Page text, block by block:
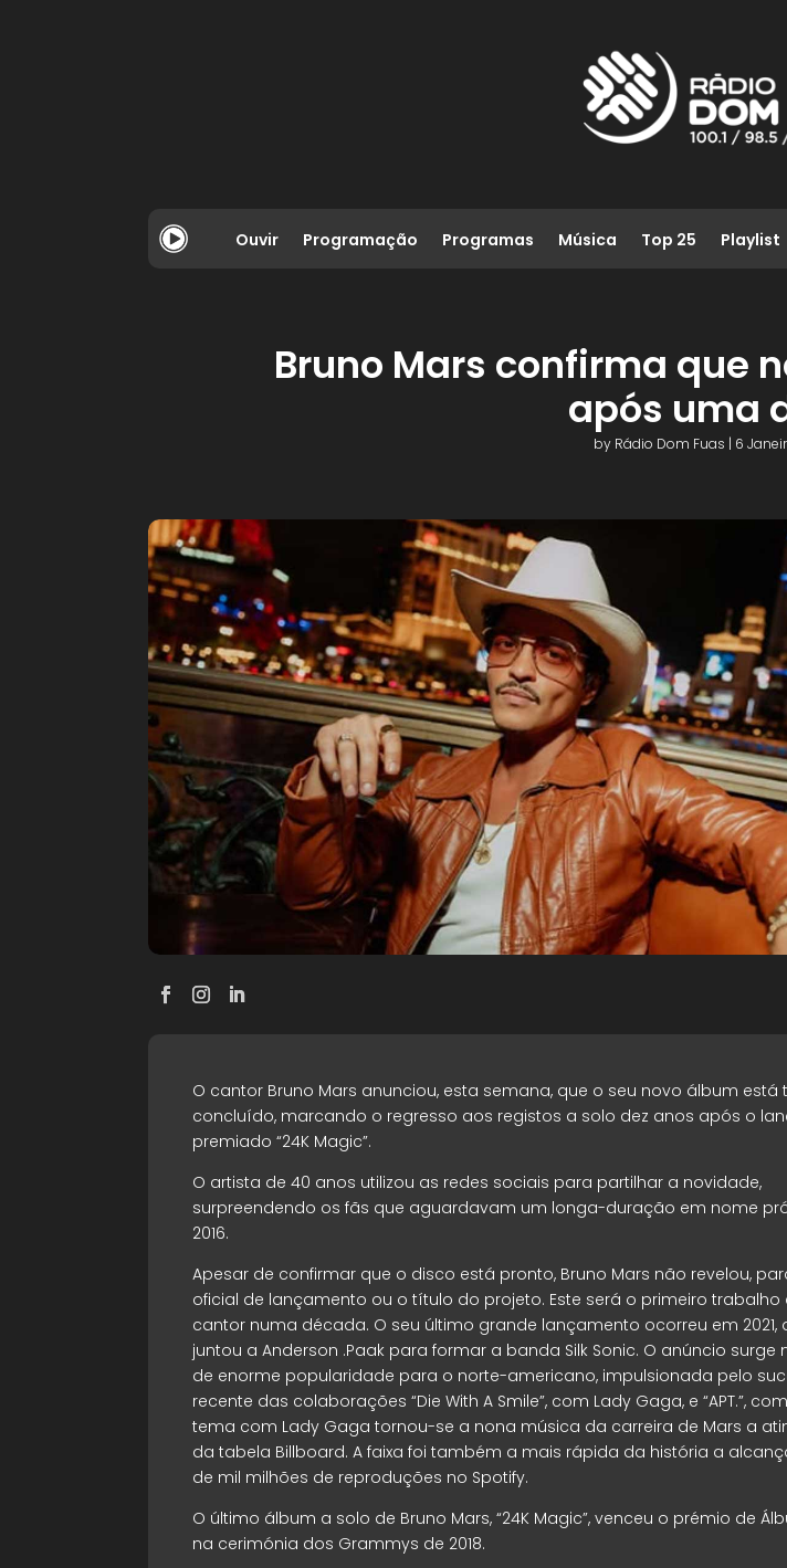
Ouvir Programação Programas Música Top 25 Playlist
Bruno Mars confirma que
após uma
by Rádio Dom Fuas | 6
O cantor Bruno Mars anunciou, esta semana, que o seu novo álbum está
concluído, marcando o regresso aos registos a solo dez anos após o
premiado “24K Magic”.
O artista de 40 anos utilizou as redes sociais para partilhar a novidade,
surpreendendo os fãs que aguardavam um longa-duração em nome
2016.
Apesar de confirmar que o disco está pronto, Bruno Mars não revelou,
oficial de lançamento ou o título do projeto. Este será o primeiro trabalho
cantor numa década. O seu último grande lançamento ocorreu em 2021,
juntou a Anderson .Paak para formar a banda Silk Sonic. O anúncio surge
de enorme popularidade para o norte-americano, impulsionada pelo
recente das colaborações “Die With A Smile”, com Lady Gaga, e “APT.”,
tema com Lady Gaga tornou-se a nona música da carreira de Mars a
da tabela Billboard. A faixa foi também a mais rápida da história a
de mil milhões de reproduções no Spotify.
O último álbum a solo de Bruno Mars, “24K Magic”, venceu o prémio de
na cerimónia dos Grammys de 2018.